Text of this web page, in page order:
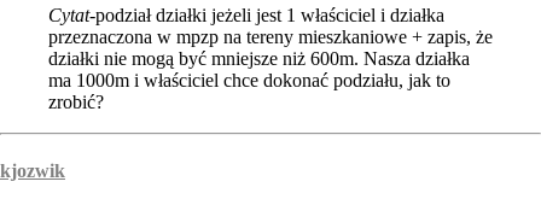
Cytat-podział działki jeżeli jest 1 właściciel i działka
przeznaczona w mpzp na tereny mieszkaniowe + zapis, że
działki nie mogą być mniejsze niż 600m. Nasza działka
ma 1000m i właściciel chce dokonać podziału, jak to
zrobić?
kjozwik